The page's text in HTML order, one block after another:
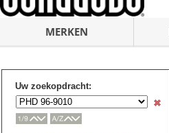
MERKEN
Uw zoekopdracht: